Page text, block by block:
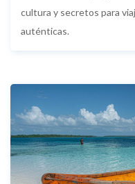
cultura y secretos para
auténticas.